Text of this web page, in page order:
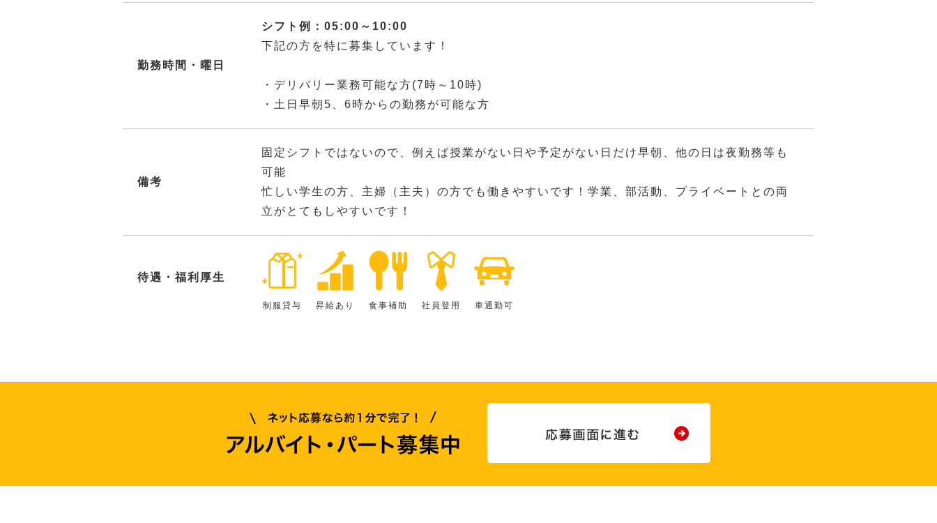
勤務時間・曜日
シフト例：05:00～10:00
下記の方を特に募集しています！
・デリバリー業務可能な方(7時～10時)
・土日早朝5、6時からの勤務が可能な方
備考
固定シフトではないので、例えば授業がない日や予定がない日だけ早朝、他の日は夜勤務等も
可能
忙しい学生の方、主婦（主夫）の方でも働きやすいです！学業、部活動、プライベートとの両
立がとてもしやすいです！
待遇・福利厚生
制服貸与 昇給あり 食事補助 社員登用 車通勤可